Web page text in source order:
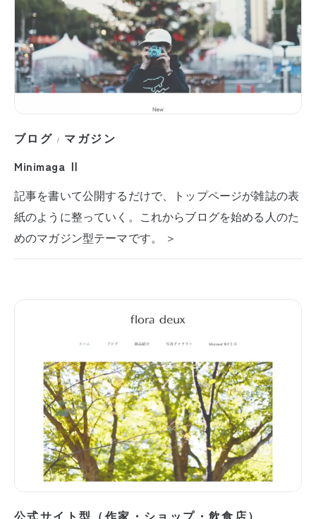
ブログ / マガジン
Minimaga Ⅱ
記事を書いて公開するだけで、トップページが雑誌の表
紙のように整っていく。これからブログを始める人のた
めのマガジン型テーマです。 ＞